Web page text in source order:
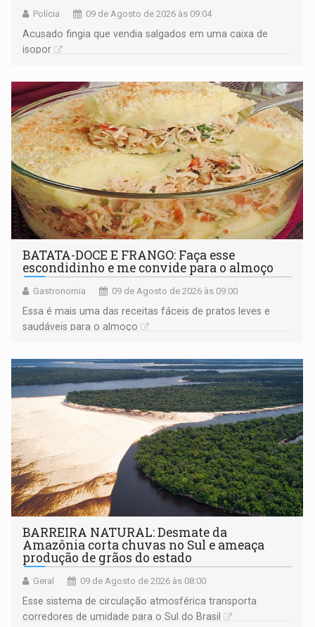
Polícia 09 de Agosto de 2026 às 09:04
Acusado fingia que vendia salgados em uma caixa de
isopor
BATATA-DOCE E FRANGO: Faça esse
escondidinho e me convide para o almoço
Gastronomia 09 de Agosto de 2026 às 09:00
Essa é mais uma das receitas fáceis de pratos leves e
saudáveis para o almoço
BARREIRA NATURAL: Desmate da
Amazônia corta chuvas no Sul e ameaça
produção de grãos do estado
Geral 09 de Agosto de 2026 às 08:00
Esse sistema de circulação atmosférica transporta
corredores de umidade para o Sul do Brasil